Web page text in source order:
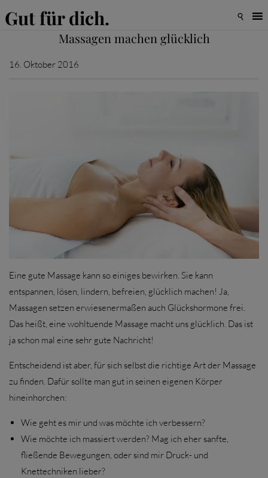
Gut für dich. 
Massagen machen glücklich
16. Oktober 2016
Eine gute Massage kann so einiges bewirken. Sie kann
entspannen, lösen, lindern, befreien, glücklich machen! Ja,
Massagen setzen erwiesenermaßen auch Glückshormone frei.
Das heißt, eine wohltuende Massage macht uns glücklich. Das ist
ja schon mal eine sehr gute Nachricht!
Entscheidend ist aber, für sich selbst die richtige Art der Massage
zu finden. Dafür sollte man gut in seinen eigenen Körper
hineinhorchen:
Wie geht es mir und was möchte ich verbessern?
Wie möchte ich massiert werden? Mag ich eher sanfte,
fließende Bewegungen, oder sind mir Druck- und
Knettechniken lieber?